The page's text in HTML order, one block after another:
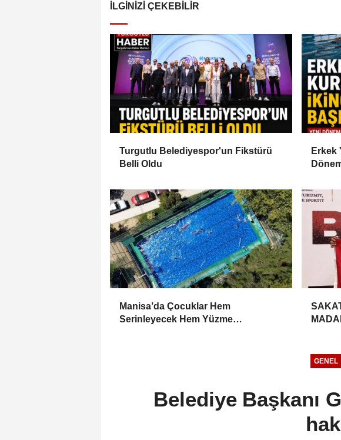
İLGINIZI ÇEKEBILIR
Turgutlu Belediyespor'un Fikstürü
Belli Oldu
Erkek
Manisa’da Çocuklar Hem
Serinleyecek Hem Yüzme
GENEL
Belediye Başkanı